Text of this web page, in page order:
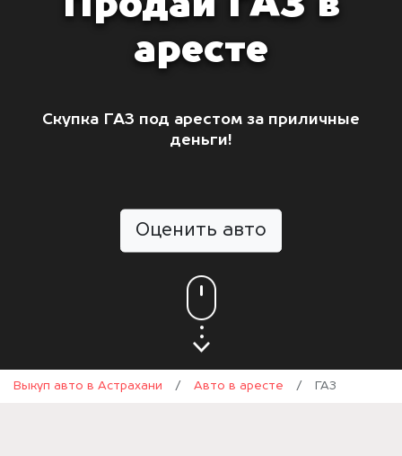
аресте
Скупка ГАЗ под арестом за приличные
деньги!
Оценить авто
Выкуп авто в Астрахани / Авто в аресте / ГАЗ